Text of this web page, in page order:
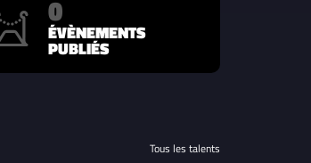
0
ÉVÈNEMENTS
PUBLIÉS
Tous les talents